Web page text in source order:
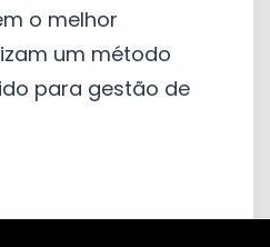
o melhor
um método
para gestão de